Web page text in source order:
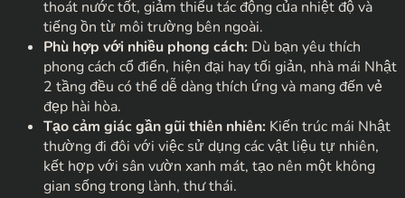
thoát nước tốt, giảm thiểu tác động của nhiệt độ và
tiếng ồn từ môi trường bên ngoài.
Phù hợp với nhiều phong cách: Dù bạn yêu thích
phong cách cổ điển, hiện đại hay tối giản, nhà mái Nhật
2 tầng đều có thể dễ dàng thích ứng và mang đến vẻ
đẹp hài hòa.
Tạo cảm giác gần gũi thiên nhiên: Kiến trúc mái Nhật
thường đi đôi với việc sử dụng các vật liệu tự nhiên,
kết hợp với sân vườn xanh mát, tạo nên một không
gian sống trong lành, thư thái.